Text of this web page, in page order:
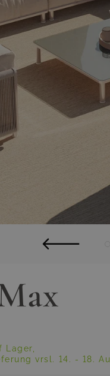
Lager,
vrsl. 14. - 18.